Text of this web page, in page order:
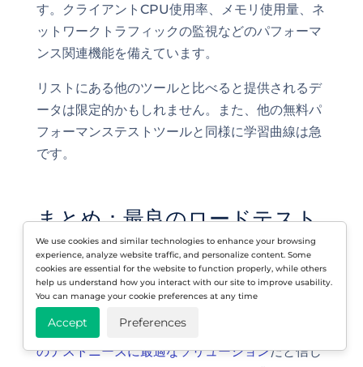
す。クライアントCPU使用率、メモリ使用量、ネ
ットワークトラフィックの監視などのパフォーマ
ンス関連機能を備えています。
リストにある他のツールと比べると提供されるデ
ータは限定的かもしれません。また、他の無料パ
フォーマンステストツールと同様に学習曲線は急
です。
まとめ：最良のロードテスト
ツールは？
初めてのパフォーマンステストツールを探してい
る方も、既存のロードテストシステムをアップグ
レードしたい方も、私たちは
のテストニーズに最適なソリューションだと信じ
We use cookies and similar technologies to enhance your browsing
experience, analyze website traffic, and personalize content. Some
cookies are essential for the website to function properly, while others
help us understand how you interact with our site to improve usability.
You can manage your cookie preferences at any time
Accept Preferences